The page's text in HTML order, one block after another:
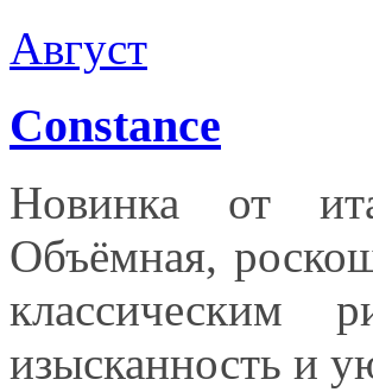
Август
Constance
Новинка от
Объёмная,
классическим
изысканность и